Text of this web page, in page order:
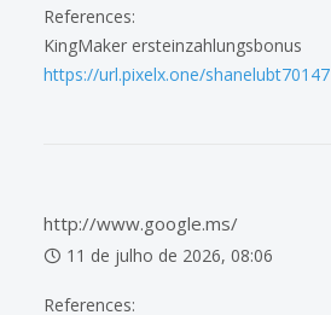
References:
KingMaker ersteinzahlungsbonus
https://url.pixelx.one/shanelubt70147
http://www.google.ms/
11 de julho de 2026, 08:06
References: